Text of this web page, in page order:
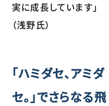
実に成長しています」
（浅野氏）
「ハミダセ、アミダ
セ。」でさらなる飛